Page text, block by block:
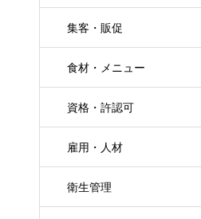
集客・販促
食材・メニュー
資格・許認可
雇用・人材
衛生管理